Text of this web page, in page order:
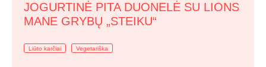
JOGURTINĖ PITA DUONELĖ SU LIONS
MANE GRYBŲ „STEIKU“
Liūto karčiai Vegetariška